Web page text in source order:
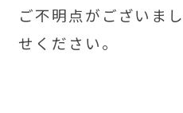
ご不明点がございま
せください。